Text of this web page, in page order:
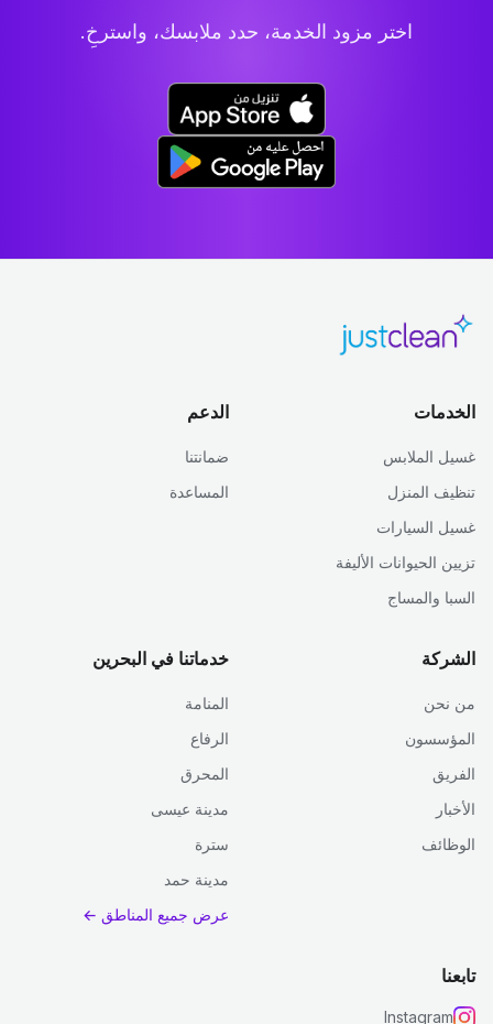
اختر مزود الخدمة، حدد ملابسك، واسترخِ.
الخدمات
غسيل الملابس
تنظيف المنزل
غسيل السيارات
تزيين الحيوانات الأليفة
السبا والمساج
الدعم
ضمانتنا
المساعدة
الشركة
من نحن
المؤسسون
الفريق
الأخبار
الوظائف
خدماتنا في البحرين
المنامة
الرفاع
المحرق
مدينة عيسى
سترة
مدينة حمد
عرض جميع المناطق ←
تابعنا
Instagram